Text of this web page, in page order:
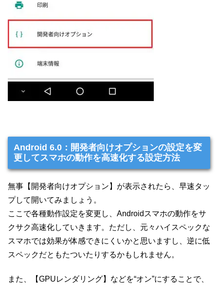
Android 6.0：開発者向けオプションの設定を変
更してスマホの動作を高速化する設定方法
無事【開発者向けオプション】が表示されたら、早速タッ
プして開いてみましょう。
ここで各種動作設定を変更し、Androidスマホの動作をサ
クサク高速化していきます。ただし、元々ハイスペックな
スマホでは効果が体感できにくいかと思いますし、逆に低
スペックだともたついたりするかもしれません。
また、【GPUレンダリング】などを“オン”にすることで、